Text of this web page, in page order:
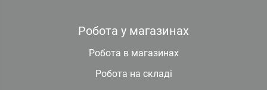
Робота у магазинах
Робота в магазинах
Робота на складі